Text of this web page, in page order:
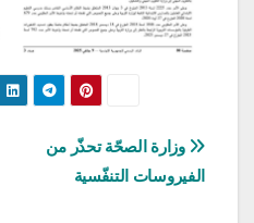
تصفّح
المقالات
وزارة الصحّة تحذّر من
الفيروسات التنفّسية